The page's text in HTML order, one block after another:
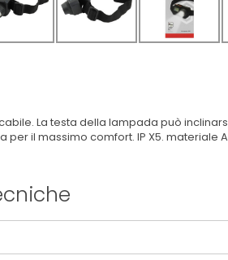
La testa della lampada può
il massimo comfort. IP X5. materiale